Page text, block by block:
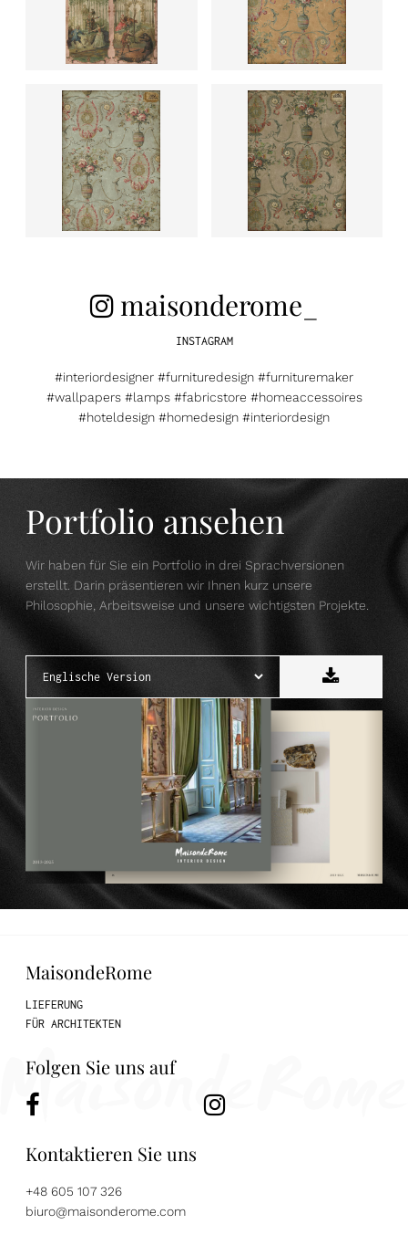
maisonderome_
INSTAGRAM
#interiordesigner #furnituredesign #furnituremaker
#wallpapers #lamps #fabricstore #homeaccessoires
#hoteldesign #homedesign #interiordesign
Portfolio ansehen
Wir haben für Sie ein Portfolio in drei Sprachversionen
erstellt. Darin präsentieren wir Ihnen kurz unsere
Philosophie, Arbeitsweise und unsere wichtigsten Projekte.
MaisondeRome
LIEFERUNG
FÜR ARCHITEKTEN
Folgen Sie uns auf
Kontaktieren Sie uns
+48 605 107 326
biuro@maisonderome.com